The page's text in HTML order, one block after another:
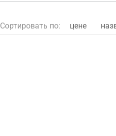
Сортировать по: цене